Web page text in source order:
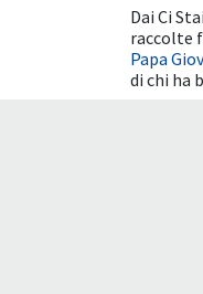
Dai Ci
raccolte
Papa
di chi ha